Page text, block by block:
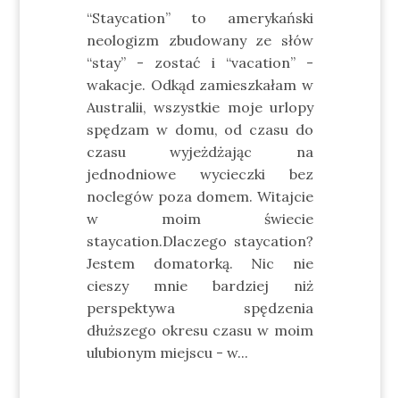
“Staycation” to amerykański
neologizm zbudowany ze słów
“stay” - zostać i “vacation” -
wakacje. Odkąd zamieszkałam w
Australii, wszystkie moje urlopy
spędzam w domu, od czasu do
czasu wyjeżdżając na
jednodniowe wycieczki bez
noclegów poza domem. Witajcie
w moim świecie
staycation.Dlaczego staycation?
Jestem domatorką. Nic nie
cieszy mnie bardziej niż
perspektywa spędzenia
dłuższego okresu czasu w moim
ulubionym miejscu - w...